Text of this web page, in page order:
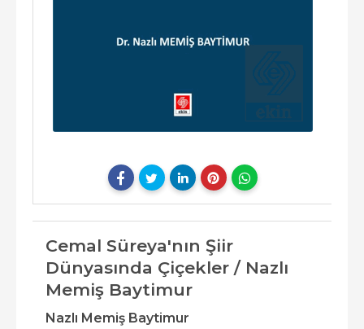
Cemal Süreya'nın Şiir
Dünyasında Çiçekler / Nazlı
Memiş Baytimur
Nazlı Memiş Baytimur